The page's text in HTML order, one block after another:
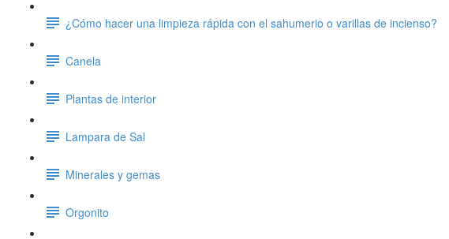
¿Cómo hacer una limpieza rápida con el sahumerio o varillas de incienso?
Canela
Plantas de interior
Lampara de Sal
Minerales y gemas
Orgonito